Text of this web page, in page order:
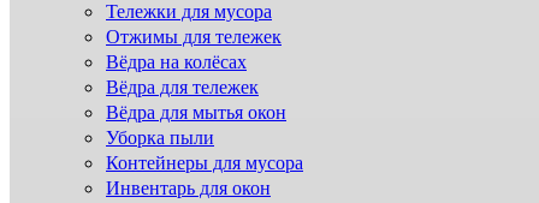
Тележки для мусора
Отжимы для тележек
Вёдра на колёсах
Вёдра для тележек
Вёдра для мытья окон
Уборка пыли
Контейнеры для мусора
Инвентарь для окон